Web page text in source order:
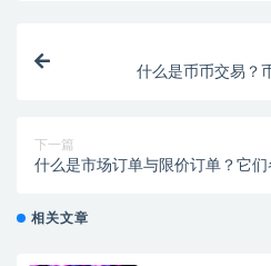
什么是币币交易？
下一篇
什么是市场订单与限价订单？它们
相关文章